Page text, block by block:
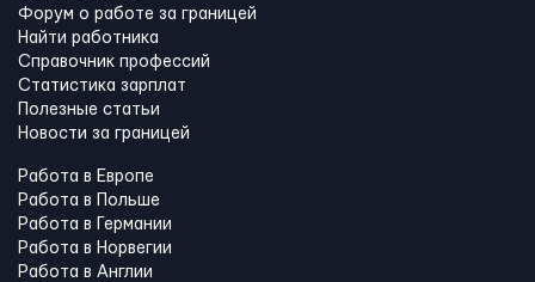
Форум о работе за границей
Найти работника
Справочник профессий
Статистика зарплат
Полезные статьи
Новости за границей
Работа в Европе
Работа в Польше
Работа в Германии
Работа в Норвегии
Работа в Англии